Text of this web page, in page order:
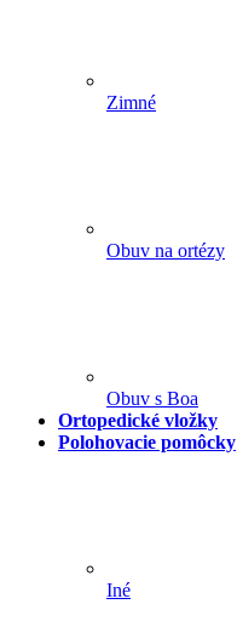
Zimné
Obuv na ortézy
Obuv s Boa
Ortopedické vložky
Polohovacie pomôcky
Iné